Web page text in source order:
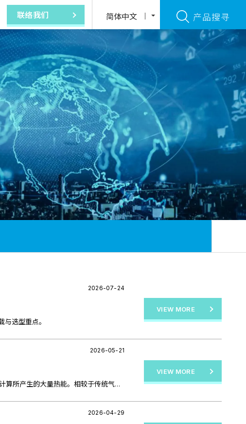
联络我们 简体中文 产品搜寻
2026-07-24
选型重点。
VIEW MORE
2026-05-21
浸没式液冷(Immersion Cooling)利用液体高效导热特性进行散热。由于液体的导热效率远高于空气,因此能快速带走高热密度 AI 计算所产生的大量热能。相较于传统气冷架构,浸没式液冷初期建置价格较高，但具备最佳的散热效果
VIEW MORE
2026-04-29